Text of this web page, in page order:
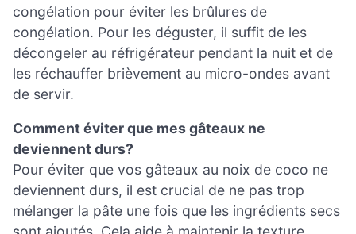
congélation pour éviter les brûlures de
congélation. Pour les déguster, il suffit de les
décongeler au réfrigérateur pendant la nuit et de
les réchauffer brièvement au micro-ondes avant
de servir.
Comment éviter que mes gâteaux ne
deviennent durs?
Pour éviter que vos gâteaux au noix de coco ne
deviennent durs, il est crucial de ne pas trop
mélanger la pâte une fois que les ingrédients secs